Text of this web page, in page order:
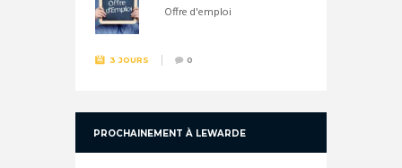
Offre d'emploi
3 JOURS 0
PROCHAINEMENT À LEWARDE